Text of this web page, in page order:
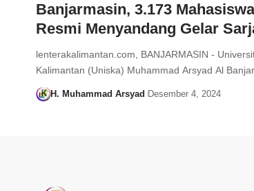
Banjarmasin, 3.173 Mahasiswa
Resmi Menyandang Gelar
lenterakalimantan.com, BANJARMASIN -
Kalimantan (Uniska) Muhammad Arsyad Al
H. Muhammad Arsyad Desember 4, 2024